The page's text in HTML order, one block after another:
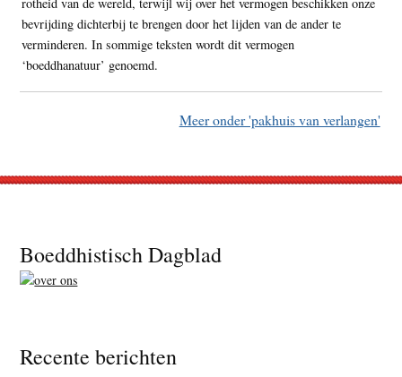
bevrijding dichterbij te brengen door het lijden van de ander te
verminderen. In sommige teksten wordt dit vermogen
‘boeddhanatuur’ genoemd.
Meer onder 'pakhuis van verlangen'
Footer
Boeddhistisch Dagblad
Recente berichten